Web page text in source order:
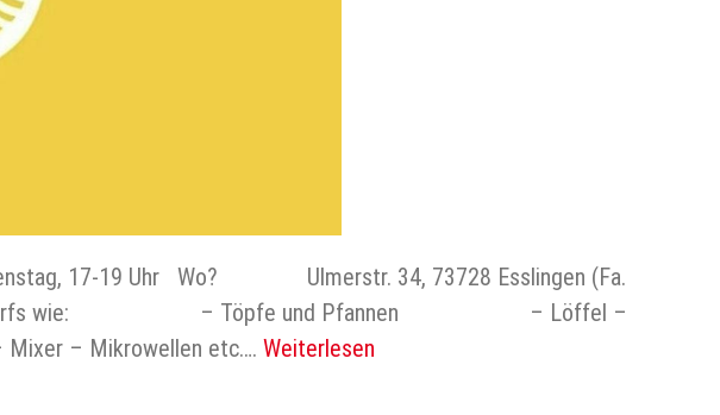
17-19 Uhr Wo? Ulmerstr. 34, 73728 Esslingen (Fa.
Bedarfs wie: – Töpfe und Pfannen – Löffel –
– Mikrowellen etc…. Weiterlesen